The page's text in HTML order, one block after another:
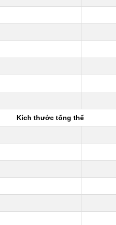
Kích thước tổng thể